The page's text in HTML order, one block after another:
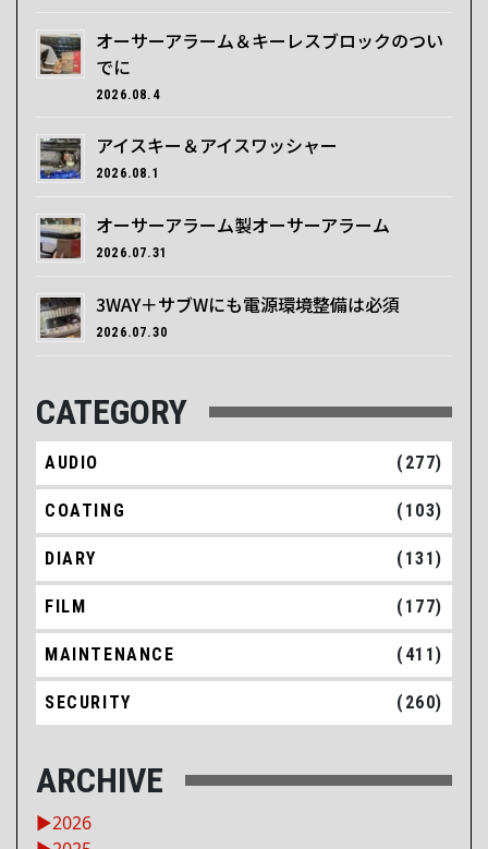
オーサーアラーム＆キーレスブロックのつい
でに
2026.08.4
アイスキー＆アイスワッシャー
2026.08.1
オーサーアラーム製オーサーアラーム
2026.07.31
3WAY＋サブWにも電源環境整備は必須
2026.07.30
CATEGORY
AUDIO (277)
COATING (103)
DIARY (131)
FILM (177)
MAINTENANCE (411)
SECURITY (260)
ARCHIVE
►2026